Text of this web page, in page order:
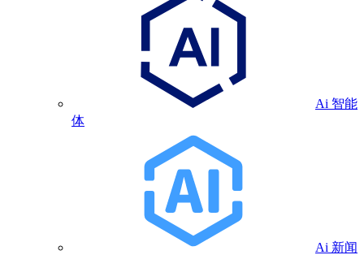
Ai 智能
体
Ai 新闻